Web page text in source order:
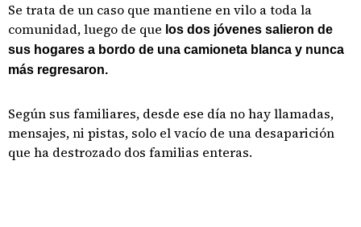
Se trata de un caso que mantiene en vilo a toda la
comunidad, luego de que los dos jóvenes salieron de
sus hogares a bordo de una camioneta blanca y nunca
más regresaron.
Según sus familiares, desde ese día no hay llamadas,
mensajes, ni pistas, solo el vacío de una desaparición
que ha destrozado dos familias enteras.